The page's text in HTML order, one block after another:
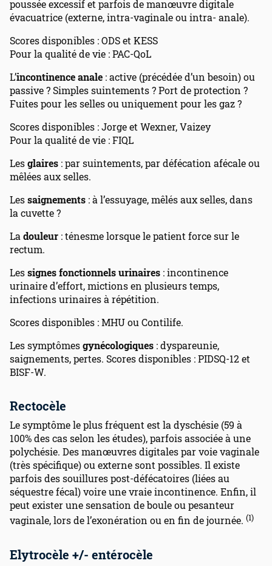
poussée excessif et parfois de manœuvre digitale
évacuatrice (externe, intra-vaginale ou intra- anale).
Scores disponibles : ODS et KESS
Pour la qualité de vie : PAC-QoL
L’incontinence anale : active (précédée d’un besoin) ou
passive ? Simples suintements ? Port de protection ?
Fuites pour les selles ou uniquement pour les gaz ?
Scores disponibles : Jorge et Wexner, Vaizey
Pour la qualité de vie : FIQL
Lesglaires : par suintements, par défécation afécale ou
mêlées aux selles.
Lessaignements : à l’essuyage, mêlés aux selles, dans
la cuvette ?
Ladouleur : ténesme lorsque le patient force sur le
rectum.
Lessignes fonctionnels urinaires : incontinence
urinaire d’effort, mictions en plusieurs temps,
infections urinaires à répétition.
Scores disponibles : MHU ou Contilife.
Les symptômesgynécologiques : dyspareunie,
saignements, pertes. Scores disponibles : PIDSQ-12 et
BISF-W.
Rectocèle
Le symptôme le plus fréquent est la dyschésie (59 à
100% des cas selon les études), parfois associée à une
polychésie. Des manœuvres digitales par voie vaginale
(très spécifique) ou externe sont possibles. Il existe
parfois des souillures post-défécatoires (liées au
séquestre fécal) voire une vraie incontinence. Enfin, il
peut exister une sensation de boule ou pesanteur
vaginale, lors de l’exonération ou en fin de journée. (1)
Elytrocèle +/- entérocèle